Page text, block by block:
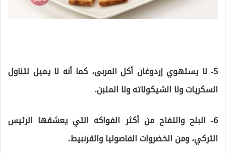
5- لا يستهوي إردوغان أكل المربى، كما أنه لا يميل لتناول
السكريات ولا الشيكولاته ولا الملبن.
6- البلح والتفاح من أكثر الفواكه التي يعشقها الرئيس
التركي، ومن الخضروات الفاصوليا والقرنبيط.